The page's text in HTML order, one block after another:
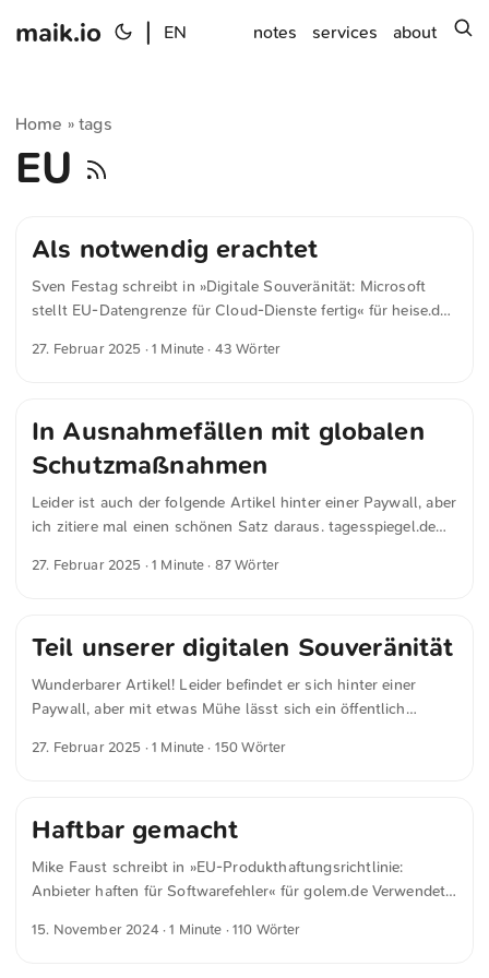
maik.io EN notes services about
Home »tags
EU
Als notwendig erachtet
Sven Festag schreibt in »Digitale Souveränität: Microsoft
stellt EU-Datengrenze für Cloud-Dienste fertig« für heise.de
und EFTA in beliebige Rechenzentren weltweit zu
27. Februar 2025 · 1 Minute · 43 Wörter
In Ausnahmefällen mit globalen
Schutzmaßnahmen
Leider ist auch der folgende Artikel hinter einer Paywall, aber
ich zitiere mal einen schönen Satz daraus. tagesspiegel.de
Tagesspiegel Background« Trotz regionaler Speicherung
werden. Microsoft betont, dass man durch Verschlüsselung
einhalte. Nur zur Klarstellung: Die globalen
Schutzmaßnahmen werden von den USA definiert, aber
immerhin erfolgt das Abfließen der Daten verschlüsselt.
27. Februar 2025 · 1 Minute · 87 Wörter
Teil unserer digitalen Souveränität
Wunderbarer Artikel! Leider befindet er sich hinter einer
Paywall, aber mit etwas Mühe lässt sich ein öffentlich
»US-Drohungen: Bleibt die EU bei DSA und DMA
Unternehmen, ob sie in der Europäischen Union Geschäfte
sie nicht wollen, ist das ihre Sache.“ Kein einziges Land
außerhalb der EU könne beschließen, ein Gesetz außer Kraft
zu setzen, weil es ihm nicht gefällt. „So funktioniert das
27. Februar 2025 · 1 Minute · 150 Wörter
Haftbar gemacht
Mike Faust schreibt in »EU-Produkthaftungsrichtlinie:
Anbieter haften für Softwarefehler« für golem.de Verwendet
Komponenten im Rahmen seiner Geschäftstätigkeit, kann er
15. November 2024 · 1 Minute · 110 Wörter